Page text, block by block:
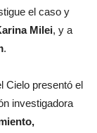
el caso y
Milei, y a
.
Cielo presentó el
investigadora